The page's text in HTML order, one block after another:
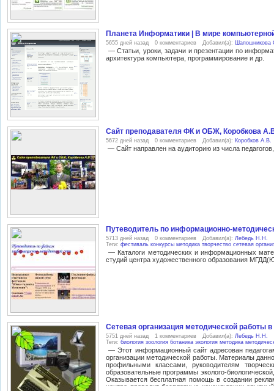
Планета Информатики | В мире
5655 дней назад 0 комментариев Добавил(а): Шапошникова
— Статьи, уроки, задачи и презентации по
архитектура компьютера, программирование и др.
Сайт преподавателя ФК и ОБЖ, Коробкова
5672 дней назад 0 комментариев Добавил(а): Коробков А.В.
— Сайт направлен на аудиторию из числа
Путеводитель по информационно-
5713 дней назад 0 комментариев Добавил(а): Лебедь Н.Н.
Теги: фестиваль конкурсы методика творчество сетевая
— Каталоги методических и информационных
студий центра художественного образования
Сетевая организация методической работы
5751 дней назад 1 комментариев Добавил(а): Лебедь Н.Н.
Теги: биология зоология ботаника экология методика
— Этот информационный сайт адресован
организации методической работы. Материалы
профильными классами, руководителям
образовательные программы эколого-
Оказывается бесплатная помощь в создании
центре проводит бесплатные консультации